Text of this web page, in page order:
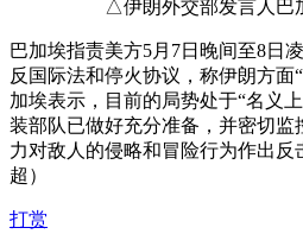
△伊朗外交部发言人巴
巴加埃指责美方5月7日晚间至8日
反国际法和停火协议，称伊朗方面
加埃表示，目前的局势处于“名义
装部队已做好充分准备，并密切监
力对敌人的侵略和冒险行为作出反
超）
打赏